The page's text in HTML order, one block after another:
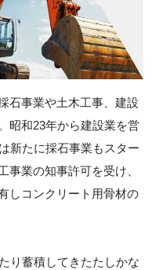
石事業や土木工事、建設
昭和23年から建設業を営
新たに採石事業もスター
事業の知事許可を受け、
しコンクリート用骨材の
り蓄積してきたたしかな